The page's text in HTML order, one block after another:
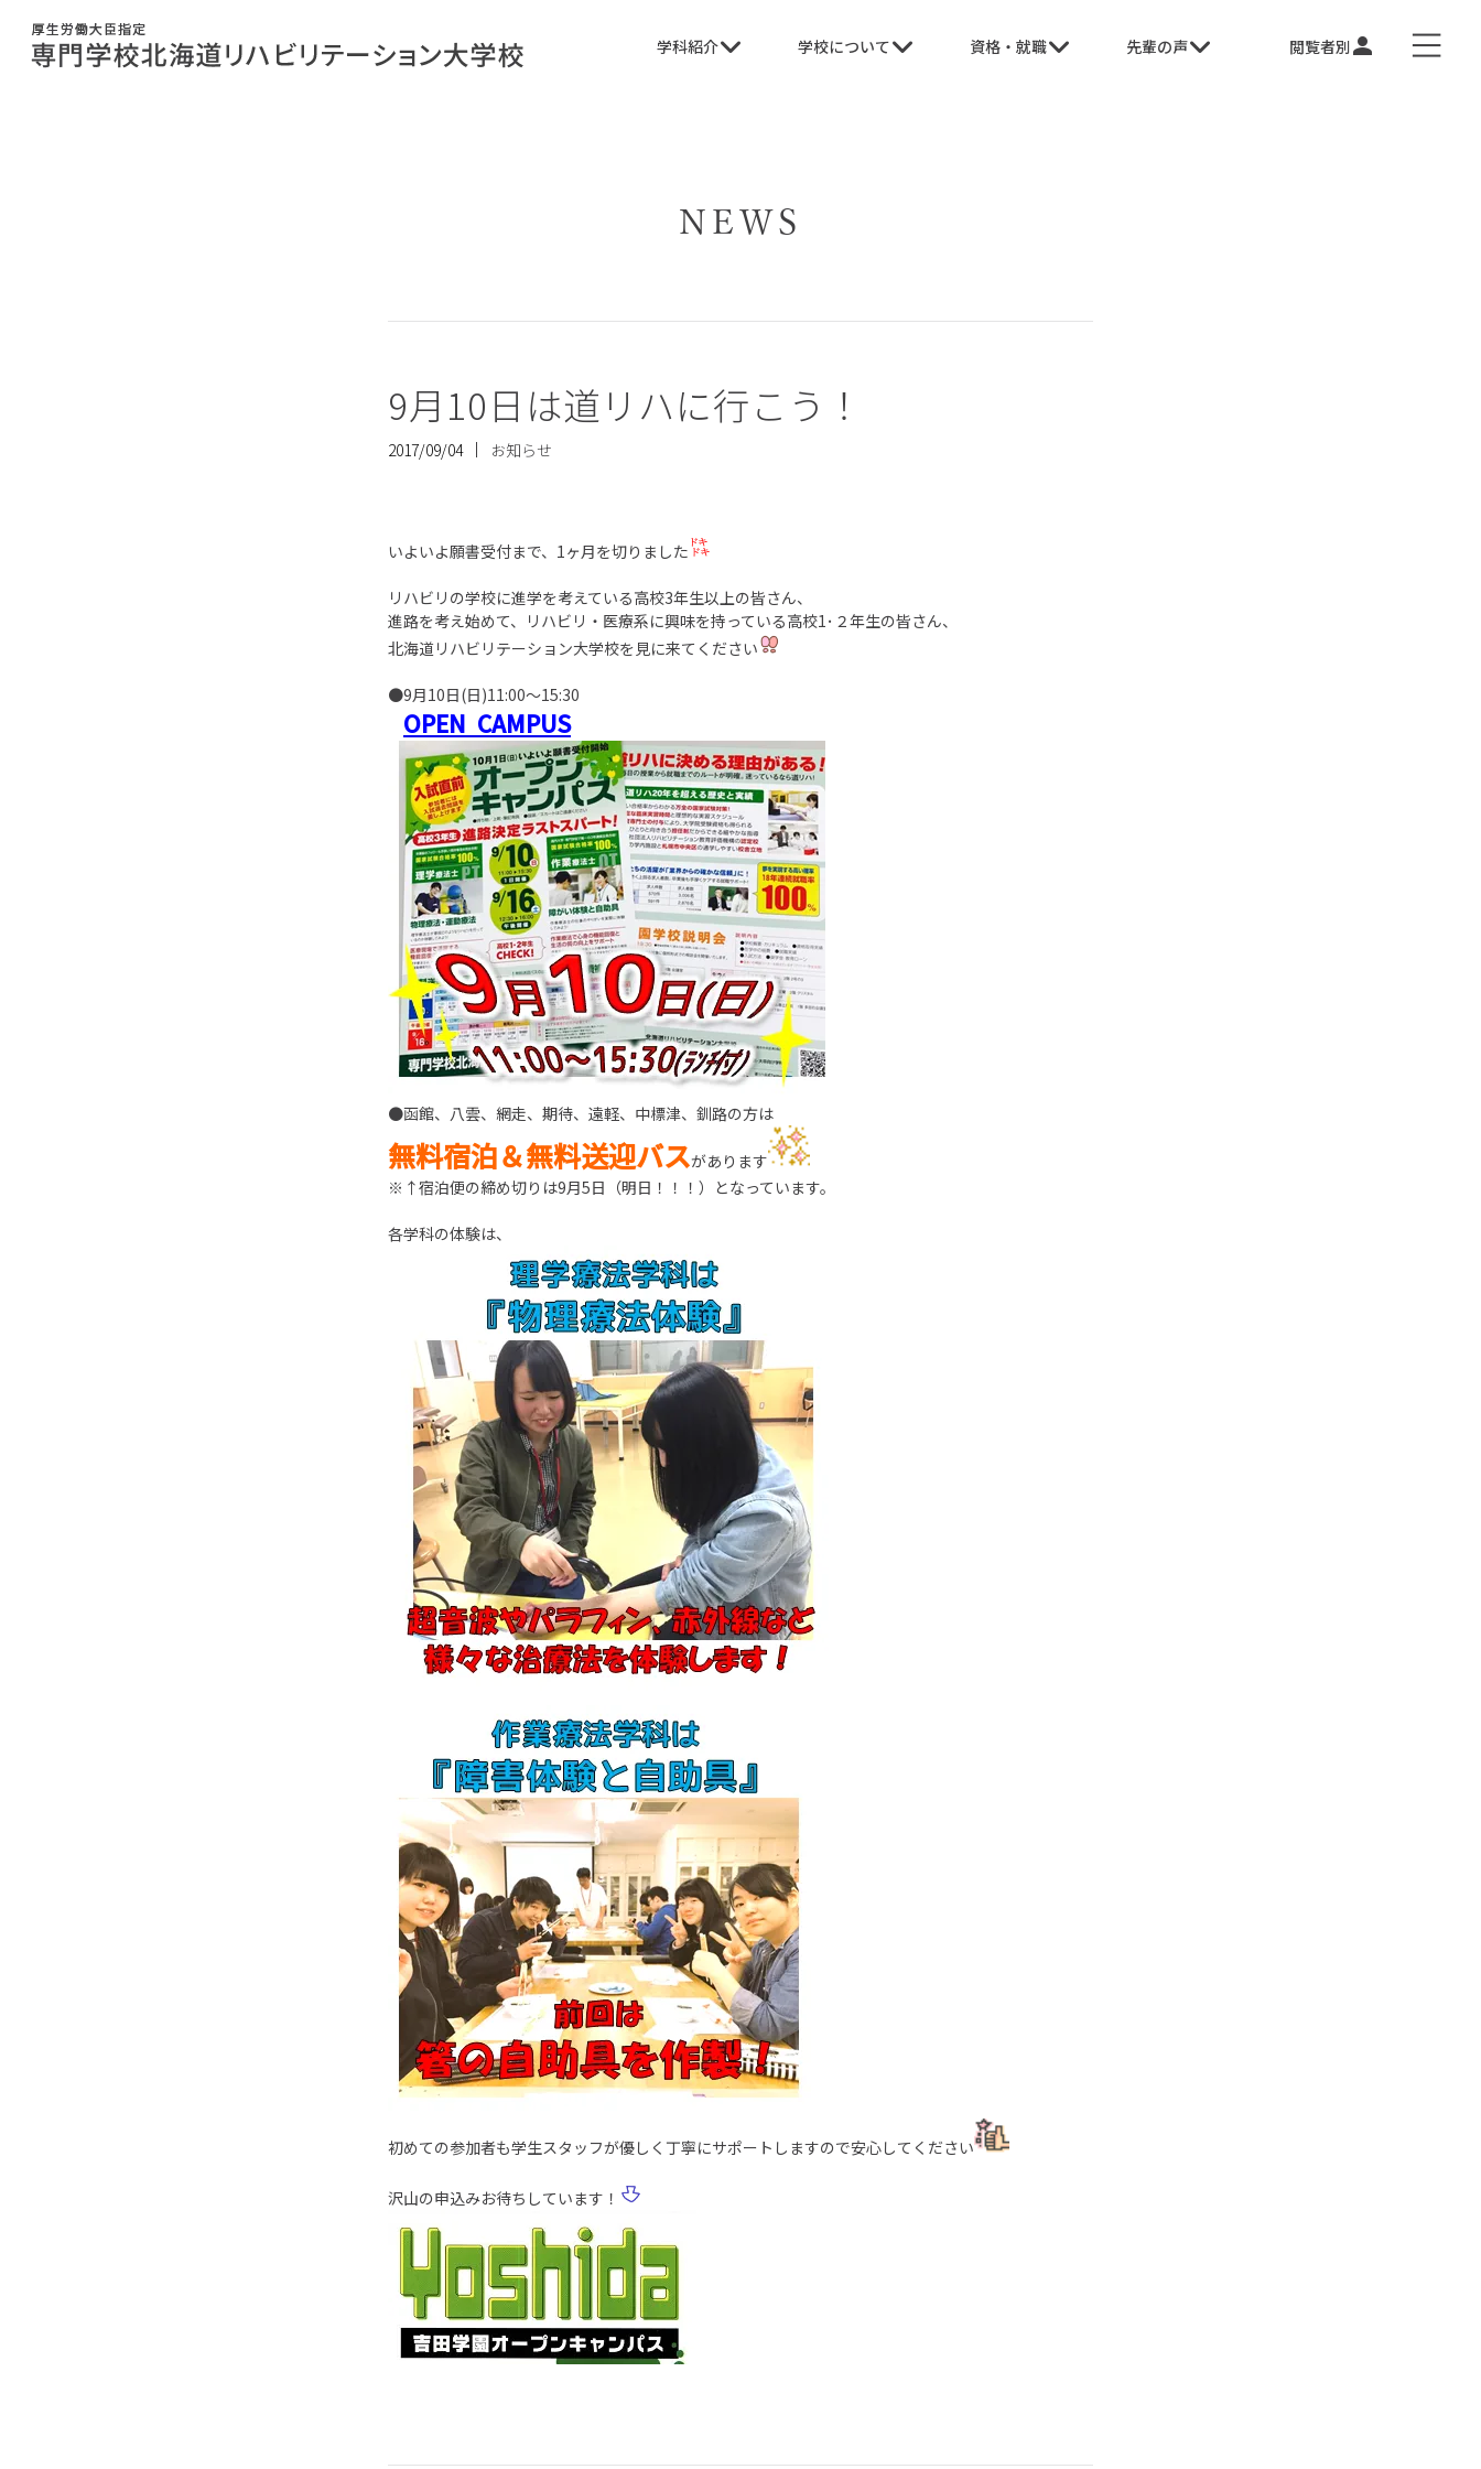
学科紹介 学校について 資格・就職 先輩の声 閲覧者別
NEWS
9月10日は道リハに行こう！
2017/09/04 お知らせ
いよいよ願書受付まで、1ヶ月を切りました
リハビリの学校に進学を考えている高校3年生以上の皆さん、
進路を考え始めて、リハビリ・医療系に興味を持っている高校1･２年生の皆さん、
北海道リハビリテーション大学校を見に来てください
●9月10日(日)11:00～15:30
OPEN CAMPUS
●函館、八雲、網走、期待、遠軽、中標津、釧路の方は
無料宿泊＆無料送迎バスがあります
※↑宿泊便の締め切りは9月5日（明日！！！）となっています。
各学科の体験は、
初めての参加者も学生スタッフが優しく丁寧にサポートしますので安心してください
沢山の申込みお待ちしています！